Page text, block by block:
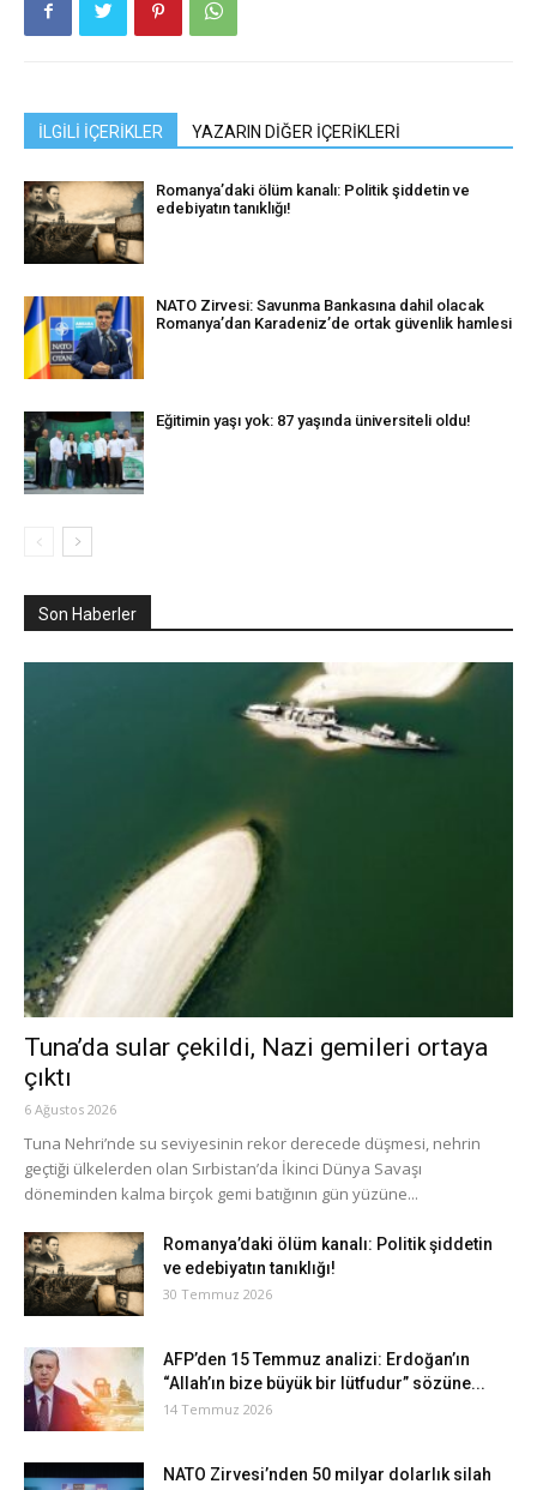
İLGİLİ İÇERİKLER YAZARIN DİĞER İÇERİKLERİ
Romanya’daki ölüm kanalı: Politik şiddetin ve
edebiyatın tanıklığı!
NATO Zirvesi: Savunma Bankasına dahil olacak
Romanya’dan Karadeniz’de ortak güvenlik hamlesi
Eğitimin yaşı yok: 87 yaşında üniversiteli oldu!
Son Haberler
Tuna’da sular çekildi, Nazi gemileri ortaya
çıktı
6 Ağustos 2026
Tuna Nehri’nde su seviyesinin rekor derecede düşmesi, nehrin
geçtiği ülkelerden olan Sırbistan’da İkinci Dünya Savaşı
döneminden kalma birçok gemi batığının gün yüzüne...
Romanya’daki ölüm kanalı: Politik şiddetin
ve edebiyatın tanıklığı!
30 Temmuz 2026
AFP’den 15 Temmuz analizi: Erdoğan’ın
“Allah’ın bize büyük bir lütfudur” sözüne...
14 Temmuz 2026
NATO Zirvesi’nden 50 milyar dolarlık silah